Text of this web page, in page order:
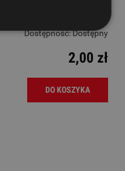
Dostępność:Dostępny
2,00 zł
DO KOSZYKA